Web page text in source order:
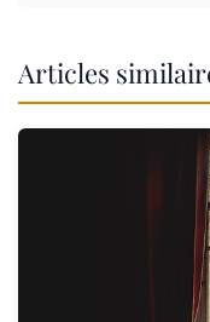
Articles